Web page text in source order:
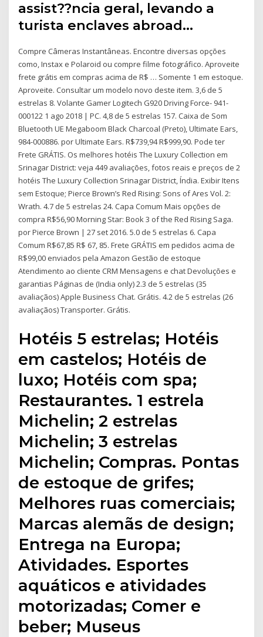
assist??ncia geral, levando a
turista enclaves abroad…
Compre Câmeras Instantâneas. Encontre diversas opções
como, Instax e Polaroid ou compre filme fotográfico. Aproveite
frete grátis em compras acima de R$ … Somente 1 em estoque.
Aproveite. Consultar um modelo novo deste item. 3,6 de 5
estrelas 8. Volante Gamer Logitech G920 Driving Force- 941-
000122 1 ago 2018 | PC. 4,8 de 5 estrelas 157. Caixa de Som
Bluetooth UE Megaboom Black Charcoal (Preto), Ultimate Ears,
984-000886. por Ultimate Ears. R$739,94 R$999,90. Pode ter
Frete GRÁTIS. Os melhores hotéis The Luxury Collection em
Srinagar District: veja 449 avaliações, fotos reais e preços de 2
hotéis The Luxury Collection Srinagar District, Índia. Exibir Itens
sem Estoque; Pierce Brown’s Red Rising: Sons of Ares Vol. 2:
Wrath. 4.7 de 5 estrelas 24. Capa Comum Mais opções de
compra R$56,90 Morning Star: Book 3 of the Red Rising Saga.
por Pierce Brown | 27 set 2016. 5.0 de 5 estrelas 6. Capa
Comum R$67,85 R$ 67, 85. Frete GRÁTIS em pedidos acima de
R$99,00 enviados pela Amazon Gestão de estoque
Atendimento ao cliente CRM Mensagens e chat Devoluções e
garantias Páginas de (India only) 2.3 de 5 estrelas (35
avaliaçãos) Apple Business Chat. Grátis. 4.2 de 5 estrelas (26
avaliaçãos) Transporter. Grátis.
Hotéis 5 estrelas; Hotéis
em castelos; Hotéis de
luxo; Hotéis com spa;
Restaurantes. 1 estrela
Michelin; 2 estrelas
Michelin; 3 estrelas
Michelin; Compras. Pontas
de estoque de grifes;
Melhores ruas comerciais;
Marcas alemãs de design;
Entrega na Europa;
Atividades. Esportes
aquáticos e atividades
motorizadas; Comer e
beber; Museus